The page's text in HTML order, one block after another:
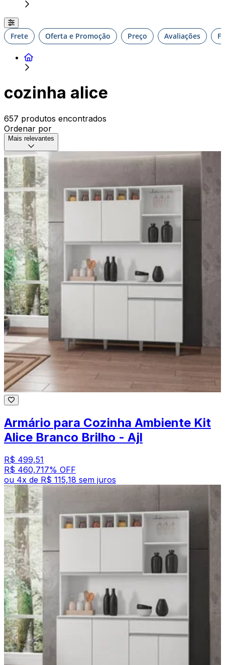
Frete Oferta e Promoção Preço Avaliações
cozinha alice
657 produtos encontrados
Ordenar por
Mais relevantes
Armário para Cozinha Ambiente Kit
Alice Branco Brilho - Ajl
R$ 499,51
R$ 460,717% OFF
ou 4x de R$ 115,18 sem juros